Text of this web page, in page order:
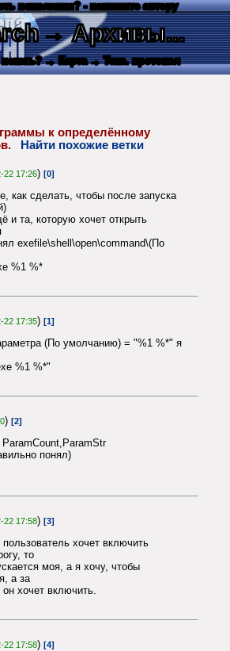
пожелания? - напишите автору
→ Архивы...
→ Карта → Текс. протокол
к определённому
Найти похожие ветки
22 17:26) [0]
как сделать, чтобы после запуска
и та, которую хочет открыть
exefile\shell\open\command\(По
%1 %*
22 17:35) [1]
(По умолчанию) = "%1 %*" я
%1 %*"
) [2]
понял)
22 17:58) [3]
хочет включить
то
моя, а я хочу, чтобы
а за
хочет включить.
22 17:58) [4]